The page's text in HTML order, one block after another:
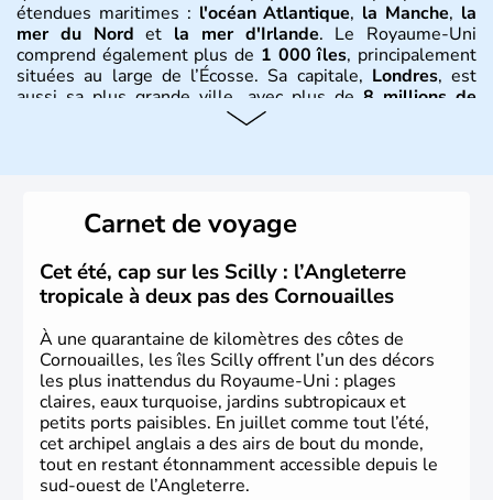
étendues maritimes : l'océan Atlantique, la Manche, la
mer du Nord et la mer d'Irlande. Le Royaume-Uni
comprend également plus de 1 000 îles, principalement
situées au large de l’Écosse. Sa capitale, Londres, est
aussi sa plus grande ville, avec plus de 8 millions de
population totale du Royaume-Uni
Histoire et administration
naît officiellement en 1801 avec l’
d’Union, réunissant leRoyaume de Grande-Bretagne
Royaume d’Irlande. Puissance majeure duSiècle des
Lumières, il s’illustre enlittérature, ensciences
l’innovation. Il devient en 1807 la première nation à abolir
commerce d’esclaves. Membre de l’Union Européenne
à partir de 1973, le Royaume-Uniengage, dès les années
1980, d’importantesréformes économiquesfondées sur
lelibéralisme, influençant durablement son
développement. Sonhistoire richecontinue de marquer
sa culture et son rayonnement international.
Carnet de voyage
Cet été, cap sur les Scilly : l’Angleterre
tropicale à deux pas des Cornouailles
À une quarantaine de kilomètres des côtes de
Cornouailles, les îles Scilly offrent l’un des décors
les plus inattendus du Royaume-Uni : plages
claires, eaux turquoise, jardins subtropicaux et
petits ports paisibles. En juillet comme tout l’été,
cet archipel anglais a des airs de bout du monde,
tout en restant étonnamment accessible depuis le
sud-ouest de l’Angleterre.